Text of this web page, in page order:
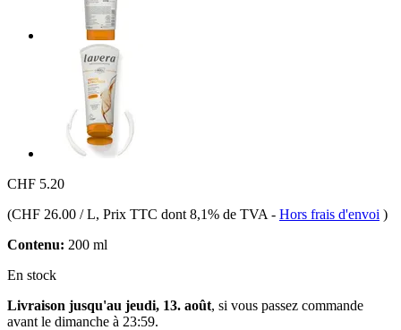
CHF 5.20
(CHF 26.00 / L, Prix TTC dont 8,1% de TVA - Hors frais d'envoi )
Contenu: 200 ml
En stock
Livraison jusqu'au jeudi, 13. août, si vous passez commande
avant le dimanche à 23:59.